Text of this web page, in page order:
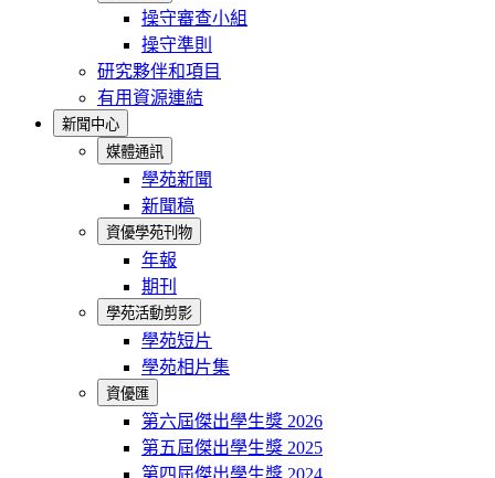
操守審查小組
操守準則
研究夥伴和項目
有用資源連結
新聞中心
媒體通訊
學苑新聞
新聞稿
資優學苑刊物
年報
期刊
學苑活動剪影
學苑短片
學苑相片集
資優匯
第六屆傑出學生獎 2026
第五屆傑出學生獎 2025
第四屆傑出學生獎 2024